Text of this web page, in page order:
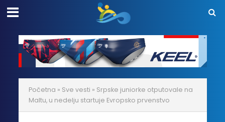
Početna » Sve vesti » Srpske juniorke otputovale na
Maltu, u nedelju startuje Evropsko prvenstvo